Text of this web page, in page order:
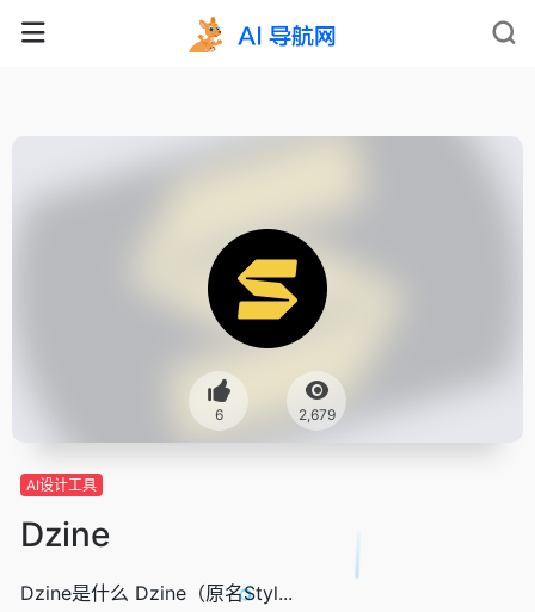
6 2,679
AI设计工具
Dzine
Dzine是什么 Dzine（原名Styl...